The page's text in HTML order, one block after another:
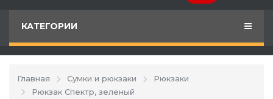
КАТЕГОРИИ
Главная Сумки и рюкзаки
Рюкзаки
Рюкзак Спектр, зеленый